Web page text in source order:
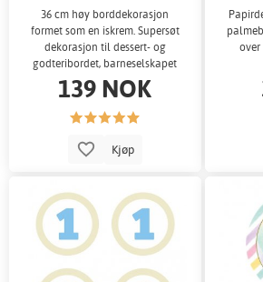
36 cm høy borddekorasjon
formet som en iskrem. Supersøt
dekorasjon til dessert- og
godteribordet, barneselskapet
eller buffeten
139 NOK
Kjøp